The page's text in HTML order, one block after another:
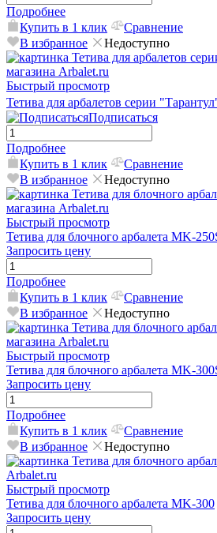
Подробнее
Купить в 1 клик
Сравнение
В избранное
Недоступно
Быстрый просмотр
Тетива для арбалетов серии
Подписаться
Подробнее
Купить в 1 клик
Сравнение
В избранное
Недоступно
Быстрый просмотр
Тетива для блочного арбалета MK-
Запросить цену
Подробнее
Купить в 1 клик
Сравнение
В избранное
Недоступно
Быстрый просмотр
Тетива для блочного арбалета MK-
Запросить цену
Подробнее
Купить в 1 клик
Сравнение
В избранное
Недоступно
Быстрый просмотр
Тетива для блочного арбалета MK-300
Запросить цену